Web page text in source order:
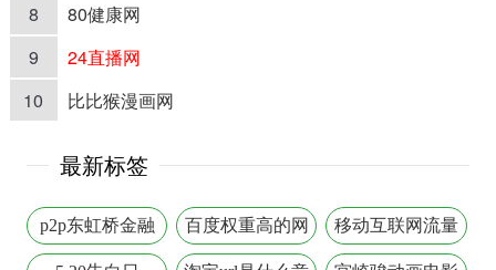
8
80健康网
9
24直播网
10
比比猴漫画网
最新标签
p2p东虹桥金融
百度权重高的网
站
移动互联网流量
变现